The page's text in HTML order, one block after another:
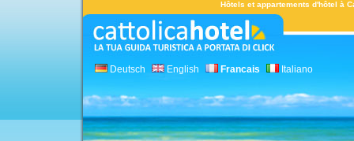
Hôtels et appartements d'hôtel à
Deutsch English Francais Italiano